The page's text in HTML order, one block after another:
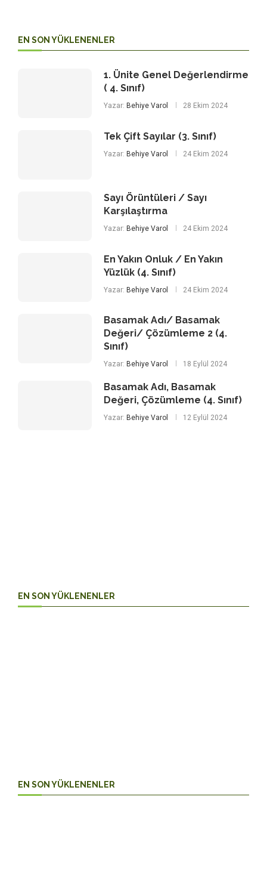
EN SON YÜKLENENLER
1. Ünite Genel Değerlendirme
( 4. Sınıf)
Yazar: Behiye Varol 28 Ekim 2024
Tek Çift Sayılar (3. Sınıf)
Yazar: Behiye Varol 24 Ekim 2024
Sayı Örüntüleri / Sayı
Karşılaştırma
Yazar:Behiye Varol 24 Ekim 2024
En Yakın Onluk / En Yakın
Yüzlük (4. Sınıf)
Yazar:Behiye Varol 24 Ekim 2024
Basamak Adı/ Basamak
Değeri/ Çözümleme 2 (4.
Sınıf)
Yazar: Behiye Varol 18 Eylül 2024
Basamak Adı, Basamak
Değeri, Çözümleme (4. Sınıf)
Yazar: Behiye Varol 12 Eylül 2024
EN SON YÜKLENENLER
EN SON YÜKLENENLER